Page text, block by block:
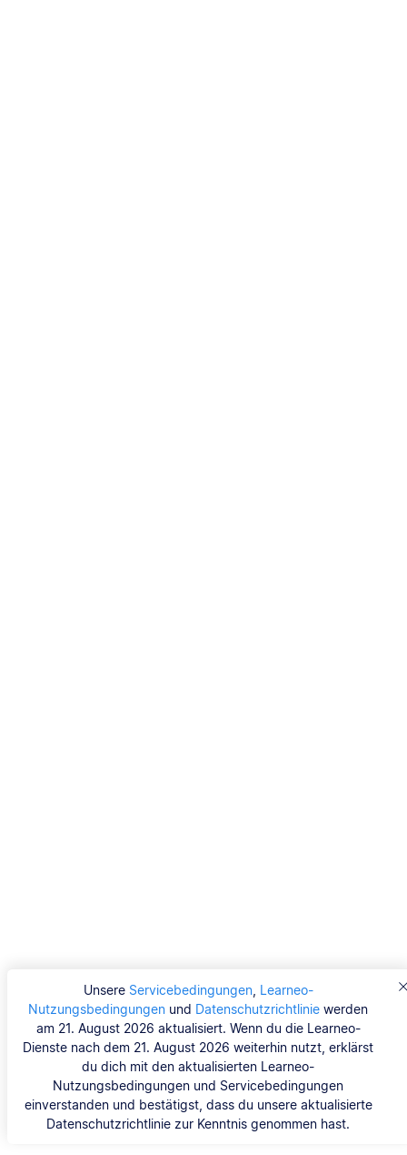
Unsere Servicebedingungen, Learneo-
Nutzungsbedingungen und Datenschutzrichtlinie werden
am 21. August 2026 aktualisiert. Wenn du die Learneo-
Dienste nach dem 21. August 2026 weiterhin nutzt, erklärst
du dich mit den aktualisierten Learneo-
Nutzungsbedingungen und Servicebedingungen
einverstanden und bestätigst, dass du unsere aktualisierte
Datenschutzrichtlinie zur Kenntnis genommen hast.